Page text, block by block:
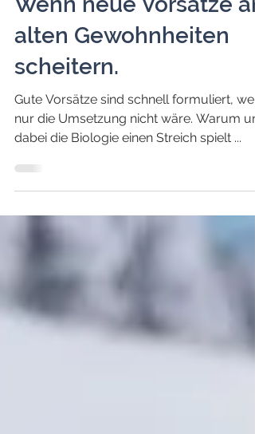
veränderung
Wenn neue Vorsätze an
alten Gewohnheiten
scheitern.
nur die Umsetzung nicht wäre. Warum
dabei die Biologie einen Streich spielt ...